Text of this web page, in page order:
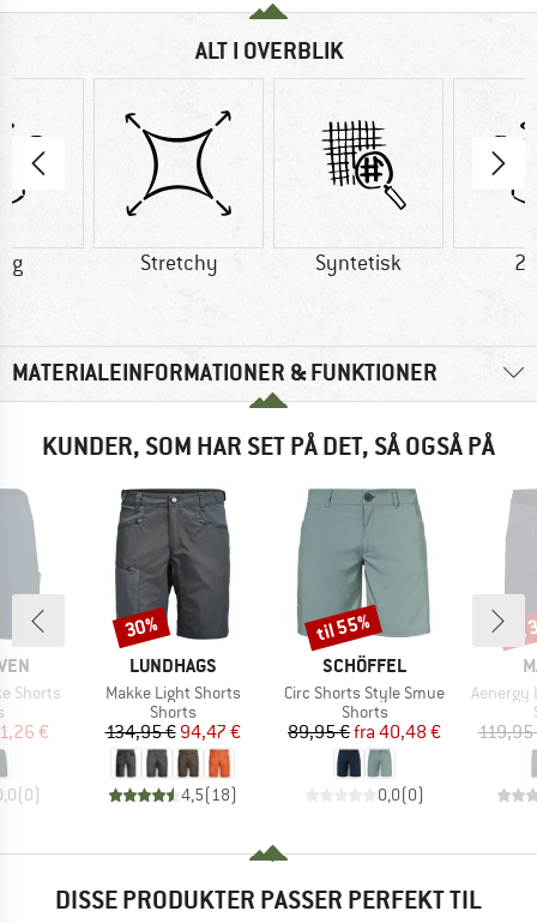
ALT I OVERBLIK
g Stretchy Syntetisk
MATERIALEINFORMATIONER & FUNKTIONER
KUNDER, SOM HAR SET PÅ DET, SÅ OGSÅ PÅ
Shorts
pris
€
(0)
MÆRKE
LUNDHAGS
Artikel
Makke Light Shorts
Produktgruppe
Shorts
Pris
134,95 €Nedsat pris
94,47 €
4,5( 18)
Rabat
30%
MÆRKE
SCHÖFFEL
Artikel
Circ Shorts Style Smue
Produktgruppe
Shorts
Pris
89,95 € Nedsat pris
fra 40,48 €
0,0(0)
Rabat
til 55%
Artikel
Aenergy
119,95
DISSE PRODUKTER PASSER PERFEKT TIL